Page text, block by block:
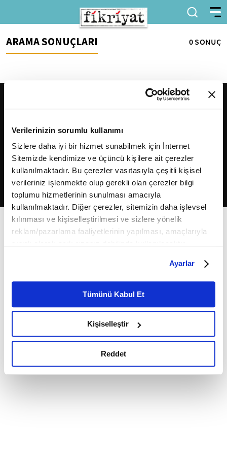
Verilerinizin sorumlu kullanımı
Sizlere daha iyi bir hizmet sunabilmek için İnternet
Sitemizde kendimize ve üçüncü kişilere ait çerezler
kullanılmaktadır. Bu çerezler vasıtasıyla çeşitli kişisel
verileriniz işlenmekte olup gerekli olan çerezler bilgi
toplumu hizmetlerinin sunulması amacıyla
kullanılmaktadır. Diğer çerezler, sitemizin daha işlevsel
kılınması ve kişiselleştirilmesi ve sizlere yönelik
reklam/pazarlama faaliyetlerinin yapılması, amaçlarıyla
belirleyebilirsiniz. Çerezlere ilişkin detaylı bilgi için
Ayarlar butonuna tıklayabilir,Çerez Bilgilendirme
Metnimizi ziyaret edebilirsiniz.
6698 sayılı Kişisel Verilerin Korunması Kanunu uyarınca
okumak ve sitemizi ziyaretiniz kapsamında
gerçekleştirilen veri işleme faaliyetleri ile ilgili daha
detaylı bilgi almak için lütfentıklayınız.
Ayarlar
Tümünü Kabul Et
Kişiselleştir
Reddet
ARAMA SONUÇLARI 0 SONUÇ
2026Fikriyat. Tüm hakları saklıdır.